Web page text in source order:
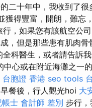
二十年中，我收到了很
得豐富，開朗，難忘
，如果您有該航空公
，但是那些患有肌肉
科醫生，或者請告訴我
心或在附近海灘之一
台胞證 香港 seo tools
餐後，行人觀光hoi 大
帳士 會計師 差別 步行